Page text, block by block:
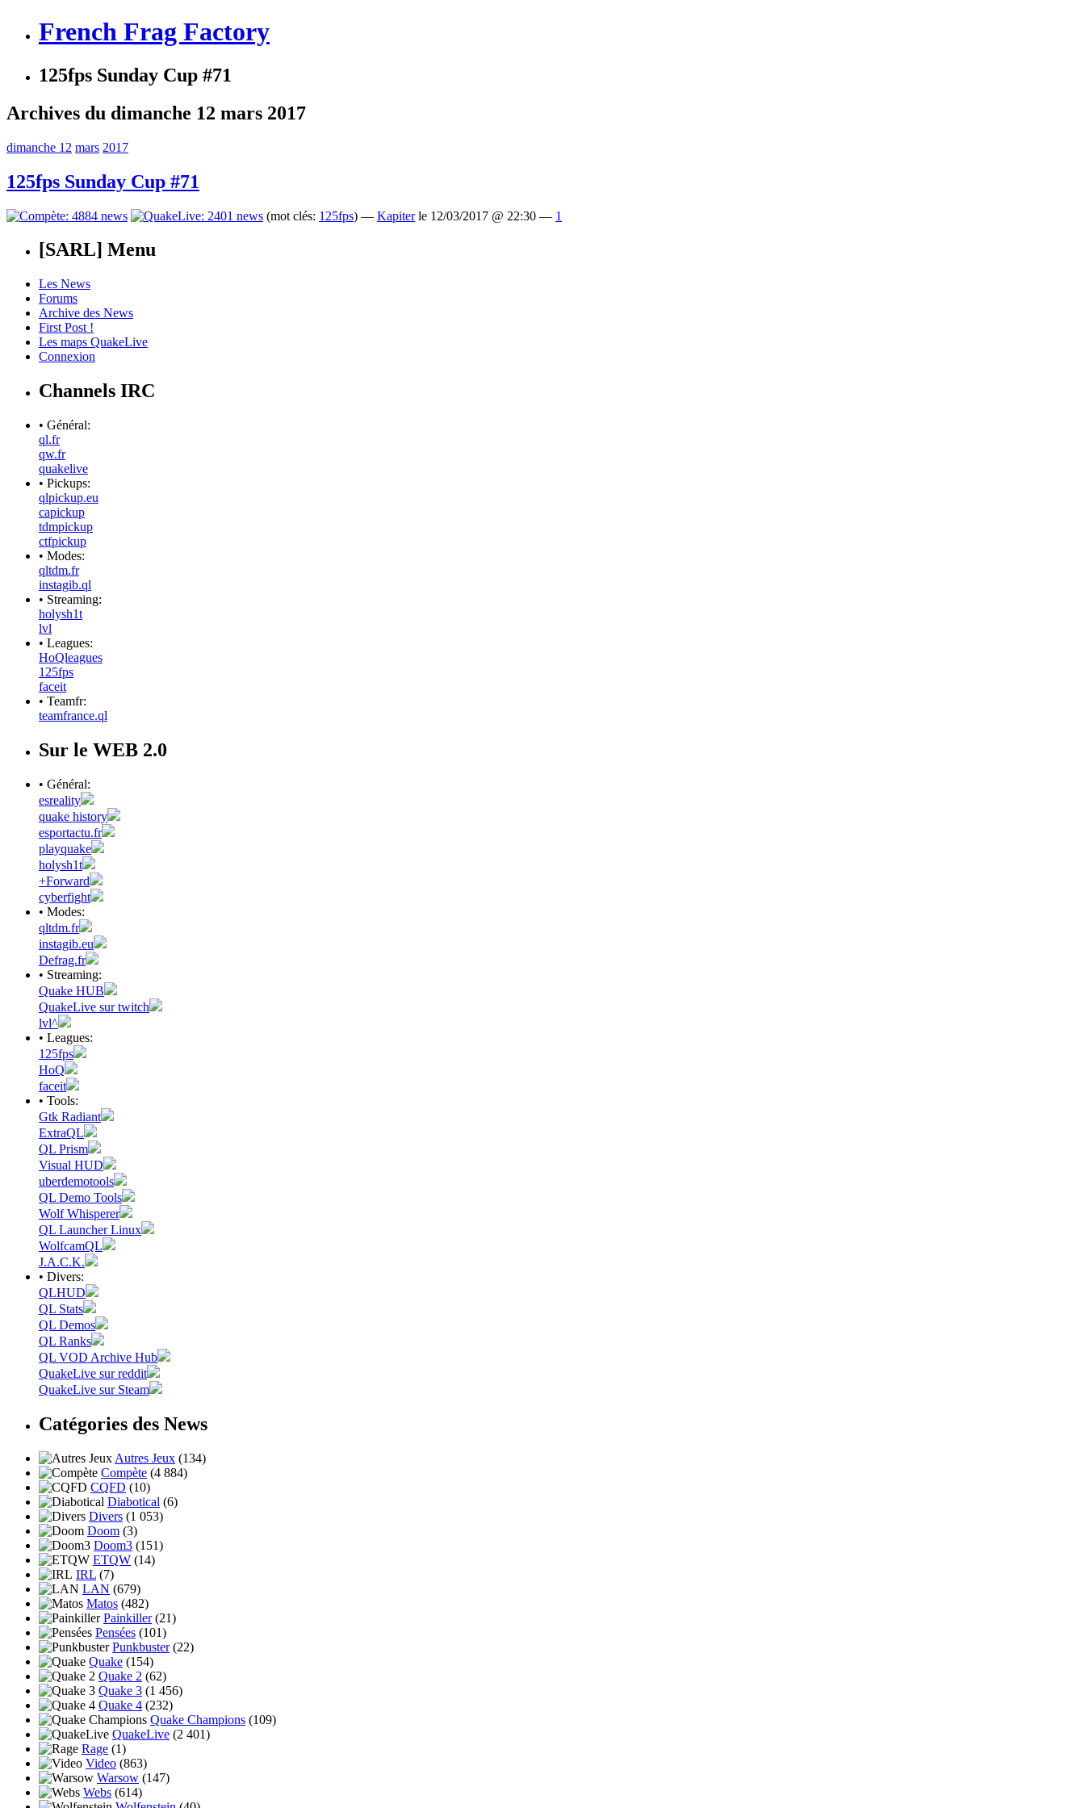
French Frag Factory
125fps Sunday Cup #71
Archives du dimanche 12 mars 2017
dimanche 12 mars 2017
125fps Sunday Cup #71
(mot clés: 125fps) — Kapiterle 12/03/2017 @ 22:30 — 1
[SARL] Menu
Les News
Forums
Archive des News
First Post !
Les maps QuakeLive
Connexion
Channels IRC
• Général:
ql.fr
qw.fr
quakelive
• Pickups:
qlpickup.eu
capickup
tdmpickup
ctfpickup
• Modes:
qltdm.fr
instagib.ql
• Streaming:
holysh1t
lvl
• Leagues:
HoQleagues
125fps
faceit
• Teamfr:
teamfrance.ql
Sur le WEB 2.0
• Général:
esreality
quake history
esportactu.fr
playquake
holysh1t
+Forward
cyberfight
• Modes:
qltdm.fr
instagib.eu
Defrag.fr
• Streaming:
Quake HUB
QuakeLive sur twitch
lvl^
• Leagues:
125fps
HoQ
faceit
• Tools:
Gtk Radiant
ExtraQL
QL Prism
Visual HUD
uberdemotools
QL Demo Tools
Wolf Whisperer
QL Launcher Linux
WolfcamQL
J.A.C.K.
• Divers:
QLHUD
QL Stats
QL Demos
QL Ranks
QL VOD Archive Hub
QuakeLive sur reddit
QuakeLive sur Steam
Catégories des News
Autres Jeux (134)
Compète (4 884)
CQFD (10)
Diabotical (6)
Divers (1 053)
Doom (3)
Doom3 (151)
ETQW (14)
IRL (7)
LAN (679)
Matos (482)
Painkiller(21)
Pensées (101)
Punkbuster(22)
Quake (154)
Quake 2 (62)
Quake 3 (1 456)
Quake 4 (232)
Quake Champions (109)
QuakeLive (2 401)
Rage (1)
Video (863)
Warsow (147)
Webs (614)